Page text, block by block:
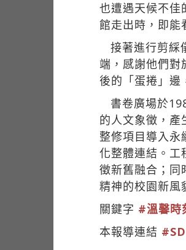
也遭遇天候不佳
館走出時，即能
接著進行剪綵
端，感謝他們對
後的「蛋捲」邊
書卷廣場於
的人文象徵，產
整修項目導入永
化整體連結。工
徵新舊融合；同
精神的校園新風
關鍵字 #溫馨時
本報導連結